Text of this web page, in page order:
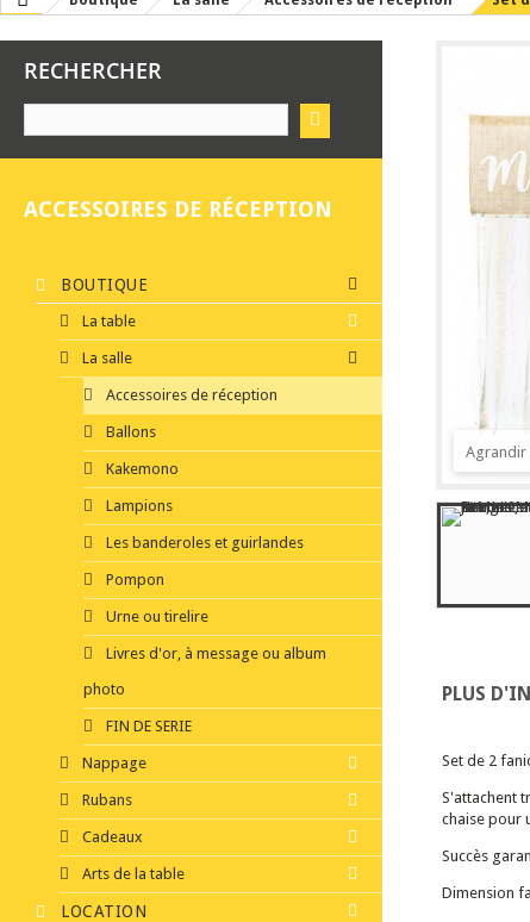
RECHERCHER
ACCESSOIRES DE RÉCEPTION
BOUTIQUE
La table
La salle
Accessoires de réception
Ballons
Kakemono
Lampions
Les banderoles et guirlandes
Pompon
Urne ou tirelire
Livres d'or, à message ou album
photo
FIN DE SERIE
Nappage
Rubans
Cadeaux
Arts de la table
LOCATION
Agrandir
PLUS
Set de 2
S'attachent
chaise pour
Succès
Dimension